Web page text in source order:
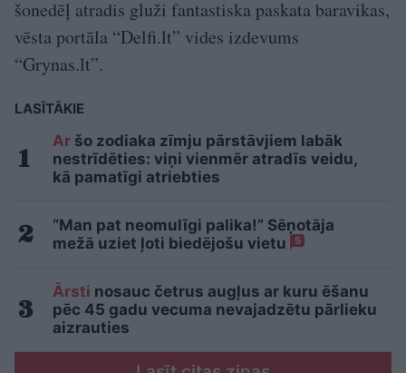
šonedēļ atradis gluži fantastiska paskata baravikas,
vēsta portāla “Delfi.lt” vides izdevums
“Grynas.lt”.
LASĪTĀKIE
Ar šo zodiaka zīmju pārstāvjiem labāk
nestrīdēties: viņi vienmēr atradīs veidu,
kā pamatīgi atriebties
“Man pat neomulīgi palika!” Sēņotāja
mežā uziet ļoti biedējošu vietu
5
Ārsti nosauc četrus augļus ar kuru ēšanu
pēc 45 gadu vecuma nevajadzētu pārlieku
aizrauties